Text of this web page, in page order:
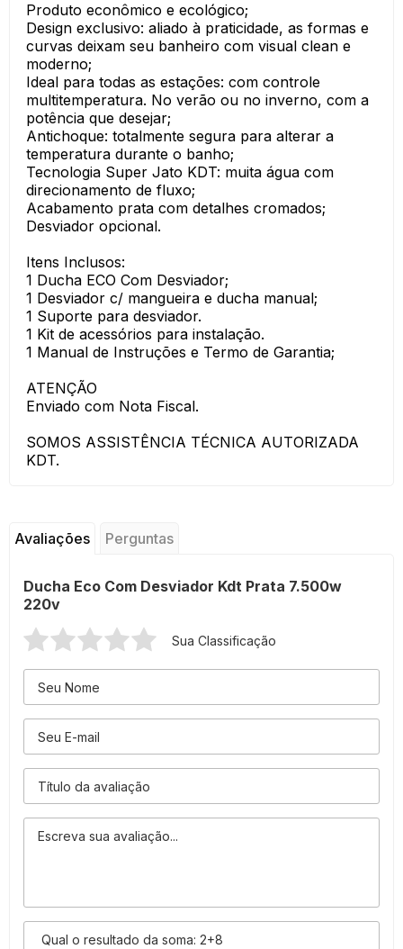
Produto econômico e ecológico;
Design exclusivo: aliado à praticidade, as formas e
curvas deixam seu banheiro com visual clean e
moderno;
Ideal para todas as estações: com controle
multitemperatura. No verão ou no inverno, com a
potência que desejar;
Antichoque: totalmente segura para alterar a
temperatura durante o banho;
Tecnologia Super Jato KDT: muita água com
direcionamento de fluxo;
Acabamento prata com detalhes cromados;
Desviador opcional.
Itens Inclusos:
1 Ducha ECO Com Desviador;
1 Desviador c/ mangueira e ducha manual;
1 Suporte para desviador.
1 Kit de acessórios para instalação.
1 Manual de Instruções e Termo de Garantia;
ATENÇÃO
Enviado com Nota Fiscal.
SOMOS ASSISTÊNCIA TÉCNICA AUTORIZADA
KDT.
Avaliações Perguntas
Ducha Eco Com Desviador Kdt Prata 7.500w
220v
Sua Classificação